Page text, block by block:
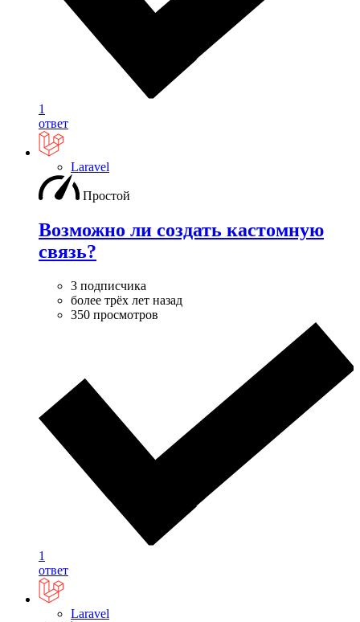
1
ответ
Laravel
Простой
Возможно ли создать кастомную
связь?
3 подписчика
более трёх лет назад
350 просмотров
1
ответ
Laravel